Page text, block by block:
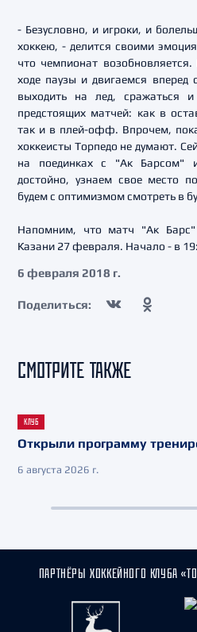
- Безусловно, и игроки, и
хоккею, - делится своими
что чемпионат
ходе паузы и двигаемся
выходить на лед, сражаться
предстоящих матчей: как в
так и в плей-офф. Впрочем,
хоккеисты Торпедо не думают.
на поединках с "Ак Барсом"
достойно, узнаем свое место
будем с оптимизмом смотреть в
Напомним, что матч "Ак
Казани 27 февраля. Начало - в
6 февраля 2018 г.
Поделиться:
СМОТРИТЕ ТАКЖЕ
КЛУБ
Открыли программу
6 августа 2026 г.
ПАРТНЁРЫ ХОККЕЙНОГО КЛУБА